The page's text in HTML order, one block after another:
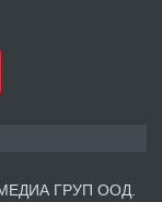
МЕДИА ГРУП ООД.